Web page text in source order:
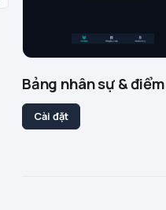
Bảng nhân sự &
Cài đặt